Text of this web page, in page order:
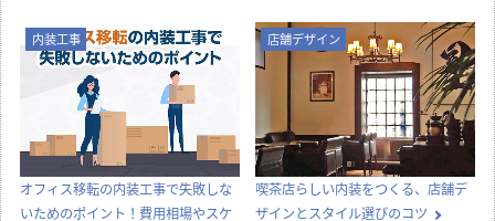
内装工事
オフィス移転の内装工事で失敗しな
いためのポイント！費用相場やスケ
店舗デザイン
喫茶店らしい内装をつくる、店舗デ
ザインとスタイル選びのコツ